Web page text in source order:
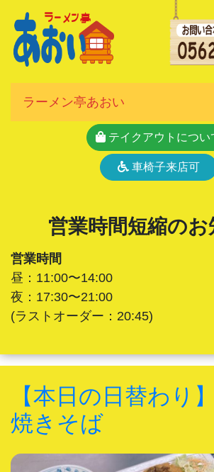
ラーメン亭あおい
テイクアウトについ
車椅子来店可
営業時間短縮のお
営業時間
昼：11:00〜14:00
夜：17:30〜21:00
(ラストオーダー：20:45)
【本日の日替わり
焼きそば